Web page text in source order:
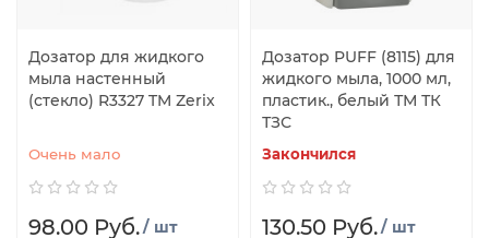
Дозатор для жидкого
мыла настенный
(стекло) R3327 TM Zerix
Очень мало
98.00 Руб./ шт
Дозатор PUFF (8115) для
жидкого мыла, 1000 мл,
пластик., белый ТМ ТК
ТЗС
Закончился
130.50 Руб./ шт